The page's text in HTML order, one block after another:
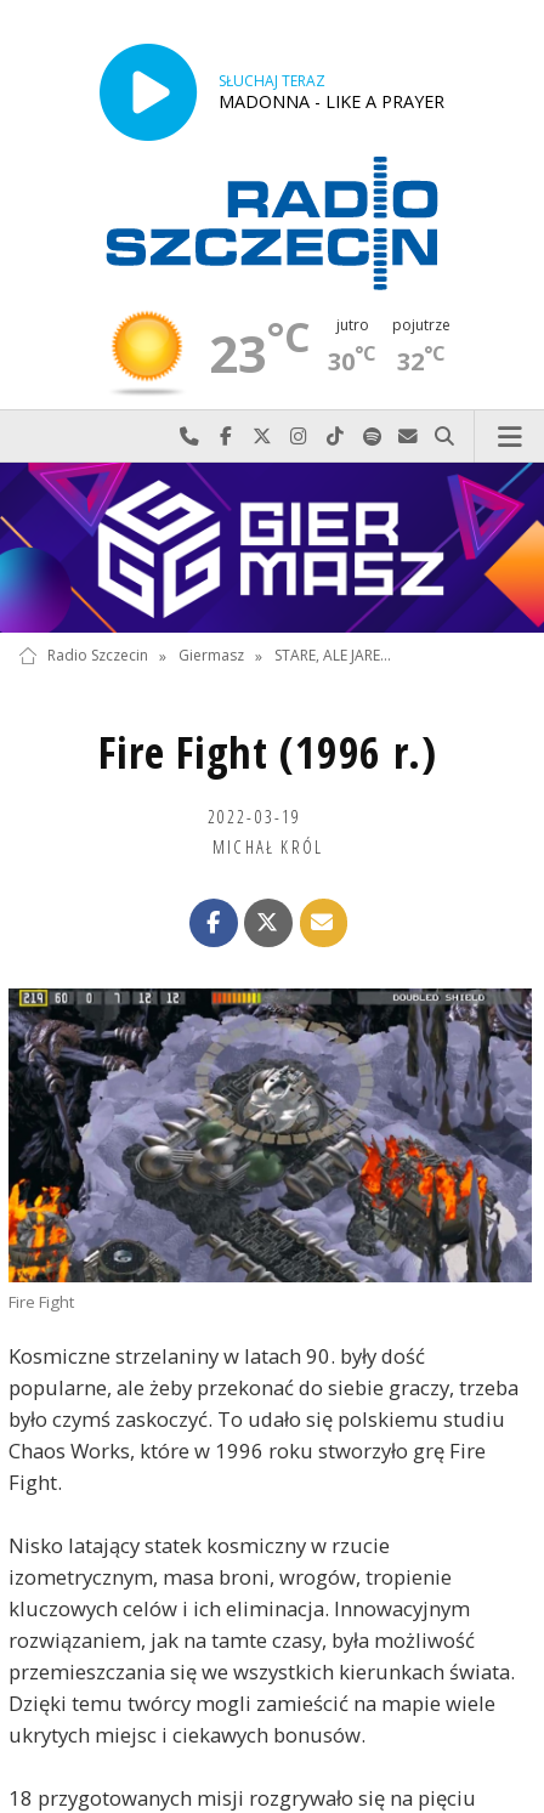
SŁUCHAJ TERAZ
MADONNA - LIKE A PRAYER
23°C jutro
30°C
pojutrze
32°C
Najlepiej po prostu do nas zadzwoń
Odwiedź nas na Facebook-u
Odwiedź nas na X
Odwiedź nas na Instagram-ie
Odwiedź nas na TikTok-u
Szukaj nas na Spotify
Wyślij do nas
Szukaj
Radio Szczecin » Giermasz » STARE, ALE JARE...
Fire Fight (1996 r.)
2022-03-19
MICHAŁ KRÓL
Fire Fight
Kosmiczne strzelaniny w latach 90. były dość
popularne, ale żeby przekonać do siebie graczy, trzeba
było czymś zaskoczyć. To udało się polskiemu studiu
Chaos Works, które w 1996 roku stworzyło grę Fire
Fight.
Nisko latający statek kosmiczny w rzucie
izometrycznym, masa broni, wrogów, tropienie
kluczowych celów i ich eliminacja. Innowacyjnym
rozwiązaniem, jak na tamte czasy, była możliwość
przemieszczania się we wszystkich kierunkach świata.
Dzięki temu twórcy mogli zamieścić na mapie wiele
ukrytych miejsc i ciekawych bonusów.
18 przygotowanych misji rozgrywało się na pięciu